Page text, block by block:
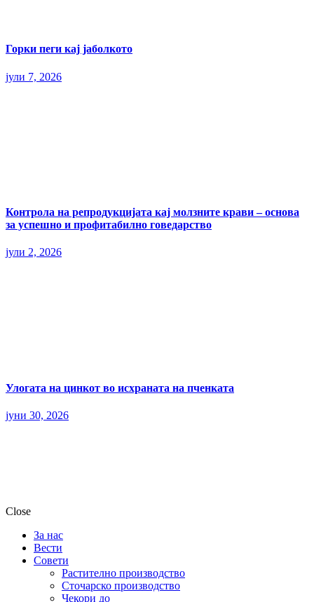
Горки пеги кај јаболкото
јули 7, 2026
Контрола на репродукцијата кај молзните крави – основа
за успешно и профитабилно говедарство
јули 2, 2026
Улогата на цинкот во исхраната на пченката
јуни 30, 2026
Close
За нас
Вести
Совети
Растително производство
Сточарско производство
Чекори до